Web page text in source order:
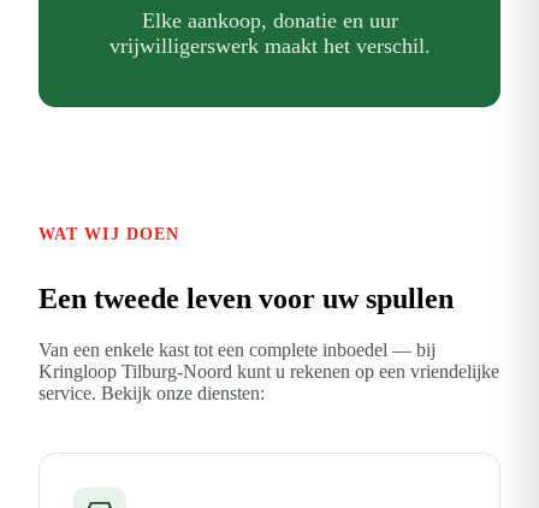
Elke aankoop, donatie en uur
vrijwilligerswerk maakt het verschil.
WAT WIJ DOEN
Een tweede leven voor uw spullen
Van een enkele kast tot een complete inboedel — bij
Kringloop Tilburg-Noord kunt u rekenen op een vriendelijke
service. Bekijk onze diensten: